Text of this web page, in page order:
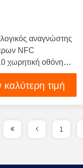
αναγνώστης
NFC
χωρητική οθόνη
τιμή
1